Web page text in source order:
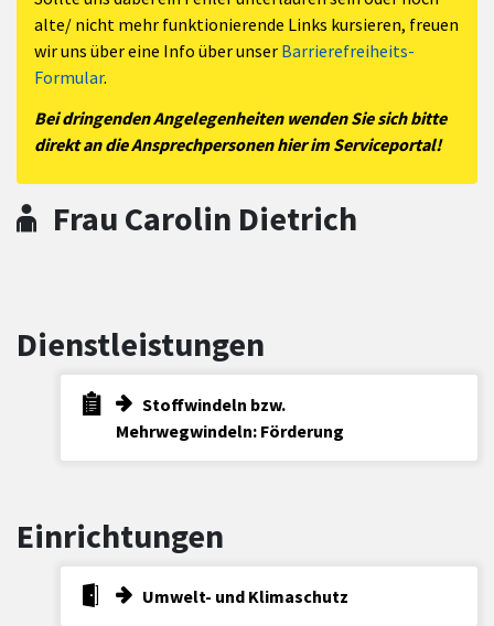
alte/ nicht mehr funktionierende Links kursieren, freuen
wir uns über eine Info über unser Barrierefreiheits-
Formular.
Bei dringenden Angelegenheiten wenden Sie sich bitte
direkt an die Ansprechpersonen hier im Serviceportal!
Frau Carolin Dietrich
Dienstleistungen
Stoffwindeln bzw.
Mehrwegwindeln: Förderung
Einrichtungen
Umwelt- und Klimaschutz